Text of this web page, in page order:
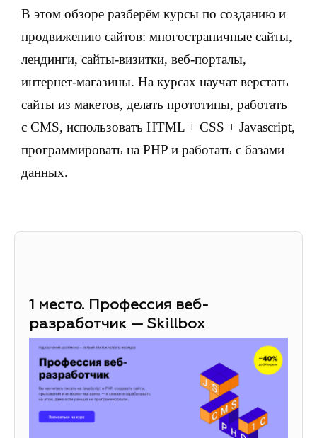
В этом обзоре разберём курсы по созданию и
продвижению сайтов: многостраничные сайты,
лендинги, сайты-визитки, веб-порталы,
интернет-магазины. На курсах научат верстать
сайты из макетов, делать прототипы, работать
с CMS, использовать HTML + CSS + Javascript,
программировать на PHP и работать с базами
данных.
1 место. Профессия веб-
разработчик — Skillbox